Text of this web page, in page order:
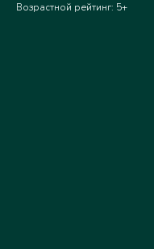
Возрастной рейтинг: 5+